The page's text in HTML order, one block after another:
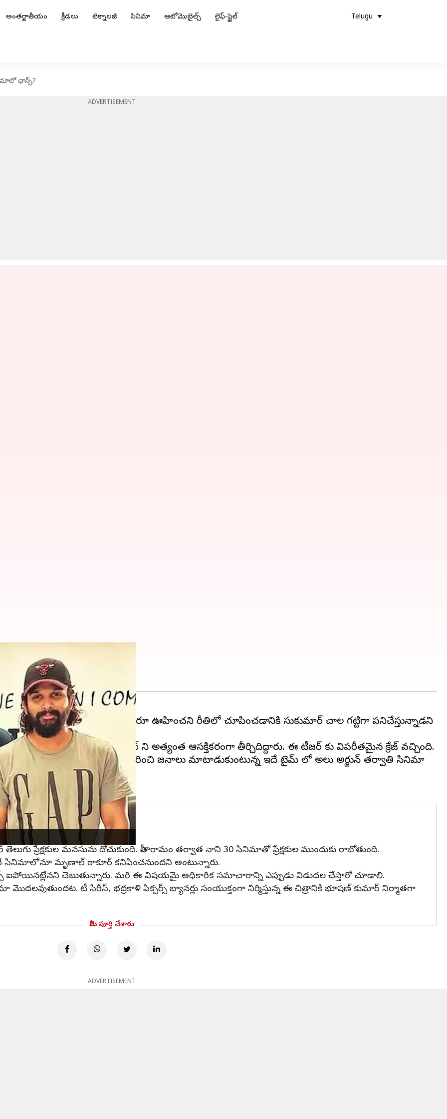
అంతర్జాతీయం క్రీడలు టెక్నాలజీ సినిమా ఆటోమొబైల్స్ లైఫ్-స్టైల్ Telugu
ఛాన్స్?
ADVERTISEMENT
ఛాన్స్?
పుష్ప 2 సినిమాను ప్రేక్షకులు ఎవ్వరూ ఊహించని రీతిలో చూపించడానికి సుకుమార్ చాల గట్టిగా పనిచేస్తున్నాడని
అర్థమైఫొయింది. 3నిమిషాల టీజర్ ని అత్యంత ఆసక్తికరంగా తీర్చిదిద్దారు. ఈ టీజర్ కు విపరీతమైన క్రేజ్ వచ్చింది.
సుకుమార్. ఐతే పుష్ప 2 టీజర్ గురించి జనాలు మాట్లాడుకుంటున్న ఇదే టైమ్ లో అల్లు అర్జున్ తర్వాతి సినిమా
ప్రేక్షకుల మనసును దోచుకుంది. సీతారామం తర్వాత నాని 30 సినిమాతో ప్రేక్షకుల ముందుకు రాబోతుంది.
సినిమాలోనూ మృణాల్ ఠాకూర్ కనిపించనుందని అంటున్నారు.
ఐపోయినట్లేనని చెబుతున్నారు. మరి ఈ విషయమై అధికారిక సమాచారాన్ని ఎప్పుడు విడుదల చేస్తారో చూడాలి.
మొదలవుతుందట. టీ సిరీస్, భద్రకాళి పిక్చర్స్ బ్యానర్లు సంయుక్తంగా నిర్మిస్తున్న ఈ చిత్రానికి భూషణ్ కుమార్ నిర్మాతగా
మీరు పూర్తి చేశారు
ADVERTISEMENT